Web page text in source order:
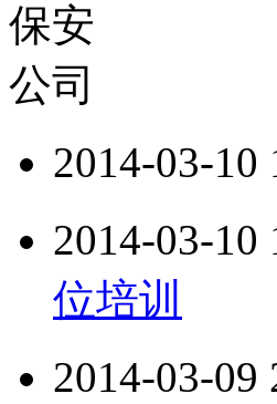
2014-03-10
2014-03-10
位培训
2014-03-09